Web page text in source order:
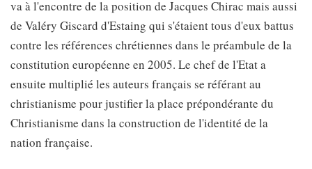
va à l'encontre de la position de Jacques Chirac mais aussi
de Valéry Giscard d'Estaing qui s'étaient tous d'eux battus
contre les références chrétiennes dans le préambule de la
constitution européenne en 2005. Le chef de l'Etat a
ensuite multiplié les auteurs français se référant au
christianisme pour justifier la place prépondérante du
Christianisme dans la construction de l'identité de la
nation française.